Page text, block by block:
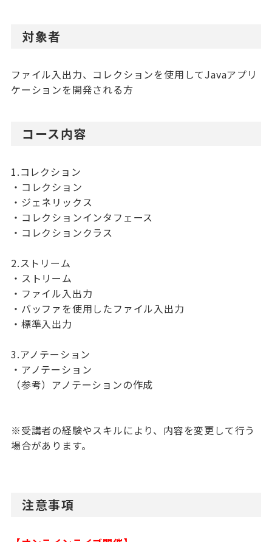
対象者
ファイル入出力、コレクションを使用してJavaアプリ
ケーションを開発される方
コース内容
1.コレクション
・コレクション
・ジェネリックス
・コレクションインタフェース
・コレクションクラス
2.ストリーム
・ストリーム
・ファイル入出力
・バッファを使用したファイル入出力
・標準入出力
3.アノテーション
・アノテーション
（参考）アノテーションの作成
※受講者の経験やスキルにより、内容を変更して行う
場合があります。
注意事項